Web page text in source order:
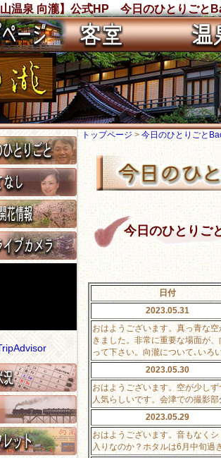
山温泉 向瀧】公式HP 今日のひとりごと
トップページ> 今日のひとりごと
今日のひとりご
日付
2023.05.31
おはようございます。真っ青な
きました。非常に重要な場面が
って下さい。向瀧について､いろ
2023.05.30
おはようございます。空が少し
人気らしいです。会津での撮影
2023.05.29
おはようございます。音もなく
入りなのか？ホタルは6月中旬過